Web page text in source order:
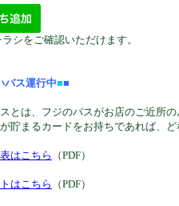
シをご確認いただけます。
バス運行中■■
とは、フジのバスがお店のご近所
貯まるカードをお持ちであれば、
はこちら （PDF）
はこちら （PDF）